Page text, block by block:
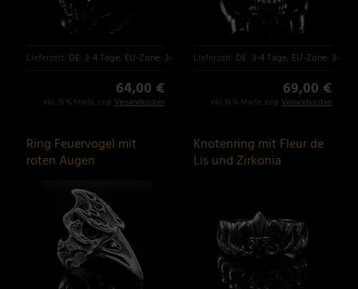
Lieferzeit: DE: 3-4 Tage, EU-Zone: 3-6 Tage
64,00 €
inkl. 19 % MwSt. zzgl. Versandkosten
Lieferzeit: DE: 3-4 Tage, EU-Zone: 3-6
69,00 €
inkl. 19 % MwSt. zzgl. Versandkosten
Ring Feuervogel mit
roten Augen
Knotenring mit Fleur de
Lis und Zirkonia